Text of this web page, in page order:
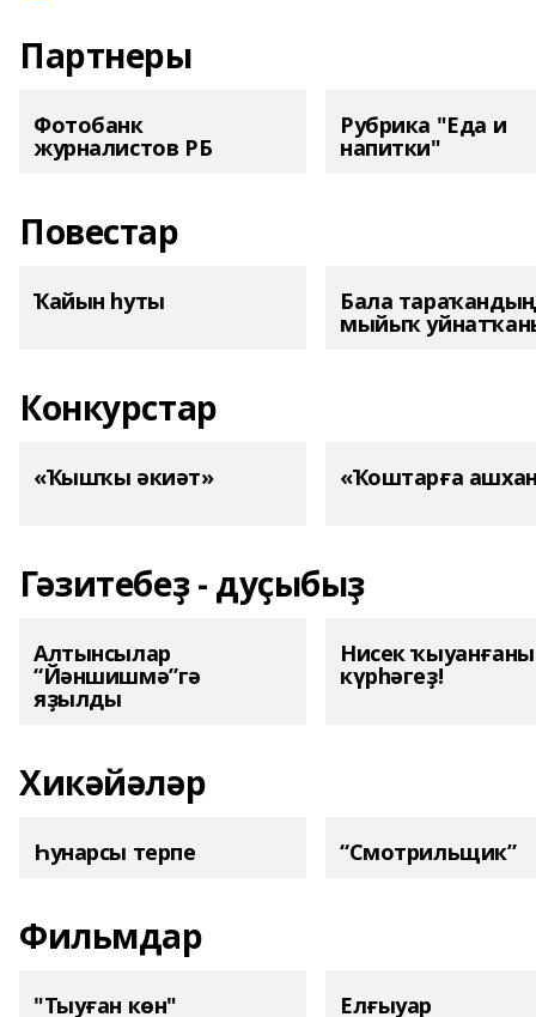
Партнеры
Фотобанк
журналистов РБ
Рубрика "Еда и
напитки"
Повестар
Ҡайын һуты Бала тараҡандың
мыйыҡ
Конкурстар
«Ҡышҡы әкиәт» «Ҡоштарға
Гәзитебеҙ - дуҫыбыҙ
Алтынсылар
“Йәншишмә”гә
яҙылды
Нисек
күрһәгеҙ!
Хикәйәләр
Һунарсы терпе “Смотрильщик”
Фильмдар
"Тыуған көн" Елғыуар